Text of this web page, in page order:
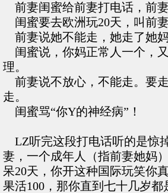
前妻闺蜜给前妻打电话，前妻
闺蜜要去欧洲玩20天，叫前妻
前妻说她不能走，她走了她
闺蜜说，你妈正常人一个，
理。
前妻说不放心，不能走。要
走。
闺蜜骂“你Y的神经病”！
LZ听完这段打电话听的是惊
妻，一个成年人（指前妻她妈
呆20天，你开这种国际玩笑你
果活100，那你直到七十几岁